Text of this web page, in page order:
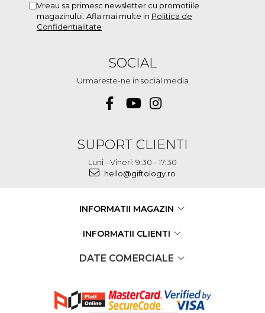
Vreau sa primesc newsletter cu promotiile
magazinului. Afla mai multe in Politica de
Confidentialitate
SOCIAL
Urmareste-ne in social media
SUPORT CLIENTI
Luni - Vineri: 9:30 - 17:30
hello@giftology.ro
INFORMATII MAGAZIN
INFORMATII CLIENTI
DATE COMERCIALE